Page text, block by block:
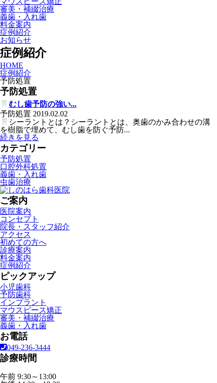
審美・補綴治療
義歯・入れ歯
料金案内
症例紹介
お知らせ
症例紹介
HOME
症例紹介
予防処置
予防処置
むし歯予防の強い...
予防処置 2019.02.02
シーラントとは？シーラントとは、奥歯のかみ合わせの溝
を樹脂で埋めて、むし歯を防ぐ予防...
続きを見る
カテゴリー
予防処置
口腔外科処置
義歯・入れ歯
虫歯治療
ご案内
医院案内
コンセプト
院長・スタッフ紹介
アクセス
初めての方へ
診療案内
料金案内
症例紹介
ピックアップ
小児歯科
予防歯科
インプラント
マウスピース矯正
審美・補綴治療
義歯・入れ歯
お電話
049-236-3444
診療時間
午前 9:30～13:00